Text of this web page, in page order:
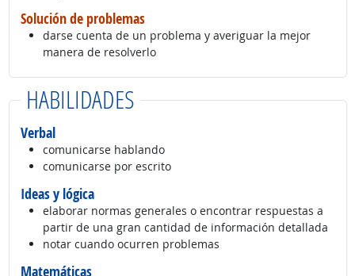
Solución de problemas
darse cuenta de un problema y averiguar la mejor
manera de resolverlo
HABILIDADES
Verbal
comunicarse hablando
comunicarse por escrito
Ideas y lógica
elaborar normas generales o encontrar respuestas a
partir de una gran cantidad de información detallada
notar cuando ocurren problemas
Matemáticas